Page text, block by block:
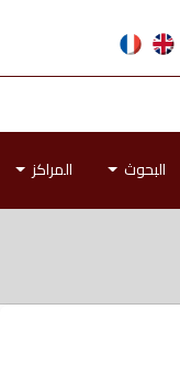
البحوث المراكز